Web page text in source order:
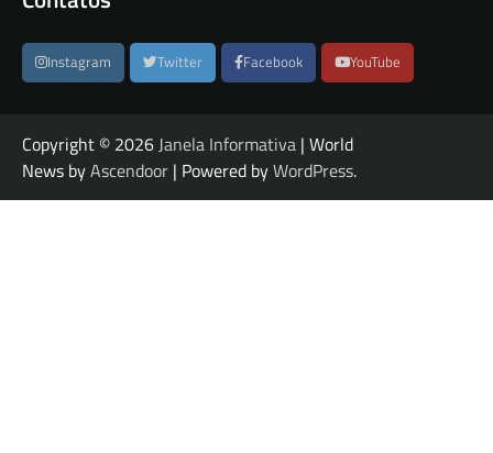
Instagram Twitter Facebook YouTube
Copyright © 2026 Janela Informativa | World
News byAscendoor | Powered byWordPress.